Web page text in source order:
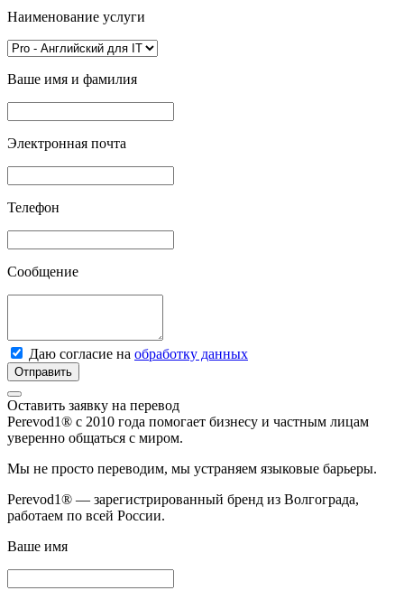
Наименование услуги
Ваше имя и фамилия
Электронная почта
Телефон
Сообщение
Даю согласие на обработку данных
Отправить
Оставить заявку на перевод
Perevod1® с 2010 года помогает бизнесу и частным лицам
уверенно общаться с миром.
Мы не просто переводим, мы устраняем языковые барьеры.
Perevod1® — зарегистрированный бренд из Волгограда,
работаем по всей России.
Ваше имя